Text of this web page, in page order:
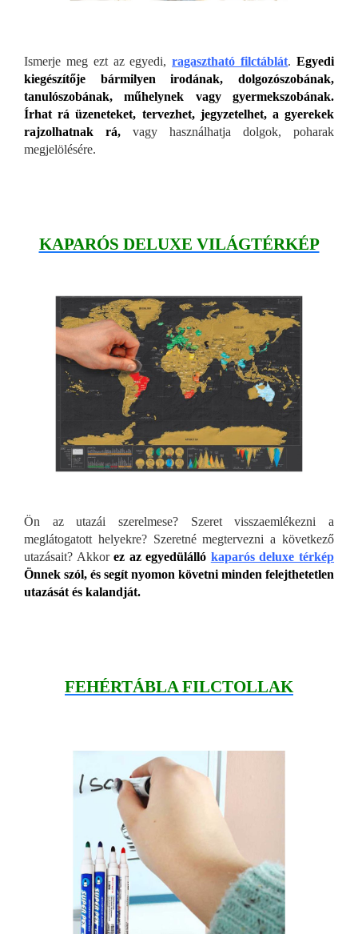
Ismerje meg ezt az egyedi,ragasztható filctáblát.Egyedi
kiegészítője bármilyen irodának, dolgozószobának,
tanulószobának, műhelynek vagy gyermekszobának.
Írhat rá üzeneteket, tervezhet, jegyzetelhet, a gyerekek
rajzolhatnak rá, vagy használhatja dolgok, poharak
megjelölésére.
KAPARÓS DELUXE VILÁGTÉRKÉP
Ön az utazái szerelmese? Szeret visszaemlékezni a
meglátogatott helyekre? Szeretné megtervezni a következő
utazásait? Akkorez az egyedülálló kaparós deluxe térkép
Önnek szól, és segít nyomon követni minden felejthetetlen
utazását és kalandját.
FEHÉRTÁBLA FILCTOLLAK